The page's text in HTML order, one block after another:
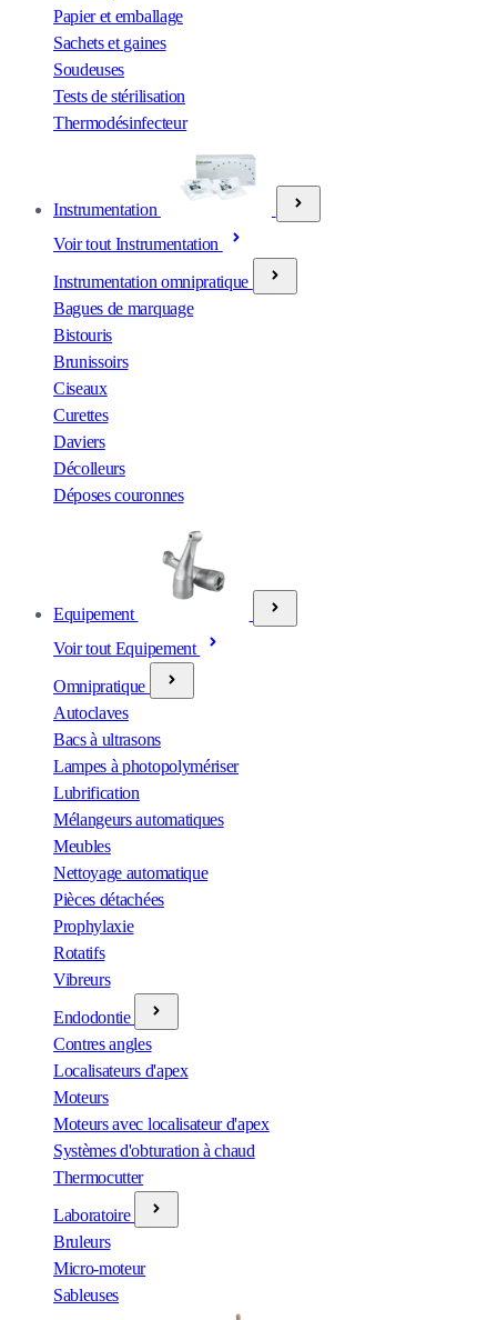
Papier et emballage
Sachets et gaines
Soudeuses
Tests de stérilisation
Thermodésinfecteur
Instrumentation
Voir tout Instrumentation
Instrumentation omnipratique
Bagues de marquage
Bistouris
Brunissoirs
Ciseaux
Curettes
Daviers
Décolleurs
Déposes couronnes
Equipement
Voir tout Equipement
Omnipratique
Autoclaves
Bacs à ultrasons
Lampes à photopolymériser
Lubrification
Mélangeurs automatiques
Meubles
Nettoyage automatique
Pièces détachées
Prophylaxie
Rotatifs
Vibreurs
Endodontie
Contres angles
Localisateurs d'apex
Moteurs
Moteurs avec localisateur d'apex
Systèmes d'obturation à chaud
Thermocutter
Laboratoire
Bruleurs
Micro-moteur
Sableuses